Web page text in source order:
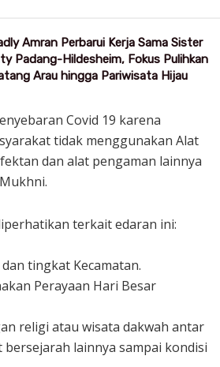
Amran Perbarui Kerja Sama Sister
Padang-Hildesheim, Fokus Pulihkan
Arau hingga Pariwisata Hijau
Covid 19 karena
tidak menggunakan Alat
dan alat pengaman lainnya
terkait edaran ini:
tingkat Kecamatan.
Perayaan Hari Besar
religi atau wisata dakwah antar
lainnya sampai kondisi